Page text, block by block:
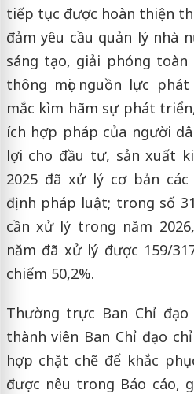
tiếp tục được hoàn thiện
đảm yêu cầu quản lý nhà
sáng tạo, giải phóng
thông mọi nguồn lực
mắc kìm hãm sự phát
ích hợp pháp của người
lợi cho đầu tư, sản xuất
2025 đã xử lý cơ bản
định pháp luật; trong số
cần xử lý trong năm
năm đã xử lý được 159/
chiếm 50,2%.
Thường trực Ban Chỉ
thành viên Ban Chỉ đạo
hợp chặt chẽ để khắc
được nêu trong Báo cáo,